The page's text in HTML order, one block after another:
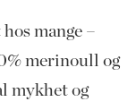
mange –
merinoull og
mykhet og